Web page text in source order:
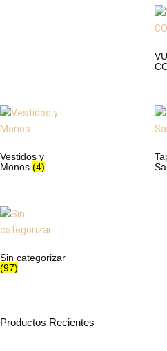
Vestidos y
Monos (4)
Sin categorizar
(97)
Productos Recientes